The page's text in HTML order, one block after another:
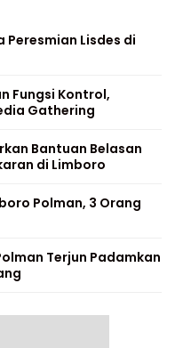
Peresmian Lisdes di
Fungsi Kontrol,
Gathering
Bantuan Belasan
di Limboro
Polman, 3 Orang
Terjun Padamkan